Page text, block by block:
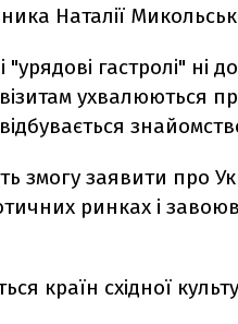
Наталії
гастролі" ні
ухвалюються
змогу заявити про
ринках і
країн східної